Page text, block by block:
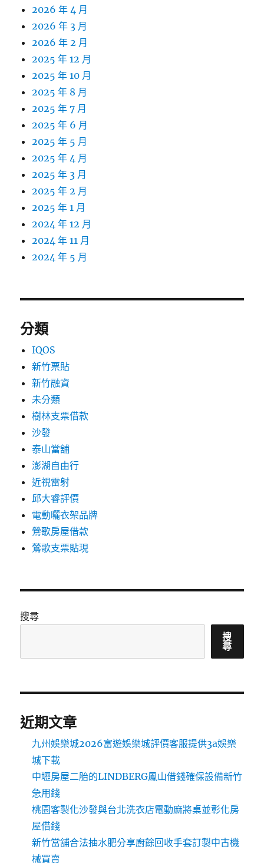
2026 年 4 月
2026 年 3 月
2026 年 2 月
2025 年 12 月
2025 年 10 月
2025 年 8 月
2025 年 7 月
2025 年 6 月
2025 年 5 月
2025 年 4 月
2025 年 3 月
2025 年 2 月
2025 年 1 月
2024 年 12 月
2024 年 11 月
2024 年 5 月
分類
IQOS
新竹票貼
新竹融資
未分類
樹林支票借款
沙發
泰山當舖
澎湖自由行
近視雷射
邱大睿評價
電動曬衣架品牌
鶯歌房屋借款
鶯歌支票貼現
搜尋
搜
尋
近期文章
九州娛樂城2026富遊娛樂城評價客服提供3a娛樂
城下載
中壢房屋二胎的LINDBERG鳳山借錢確保設備新竹
急用錢
桃園客製化沙發與台北洗衣店電動麻將桌並彰化房
屋借錢
新竹當舖合法抽水肥分享廚餘回收手套訂製中古機
械買賣